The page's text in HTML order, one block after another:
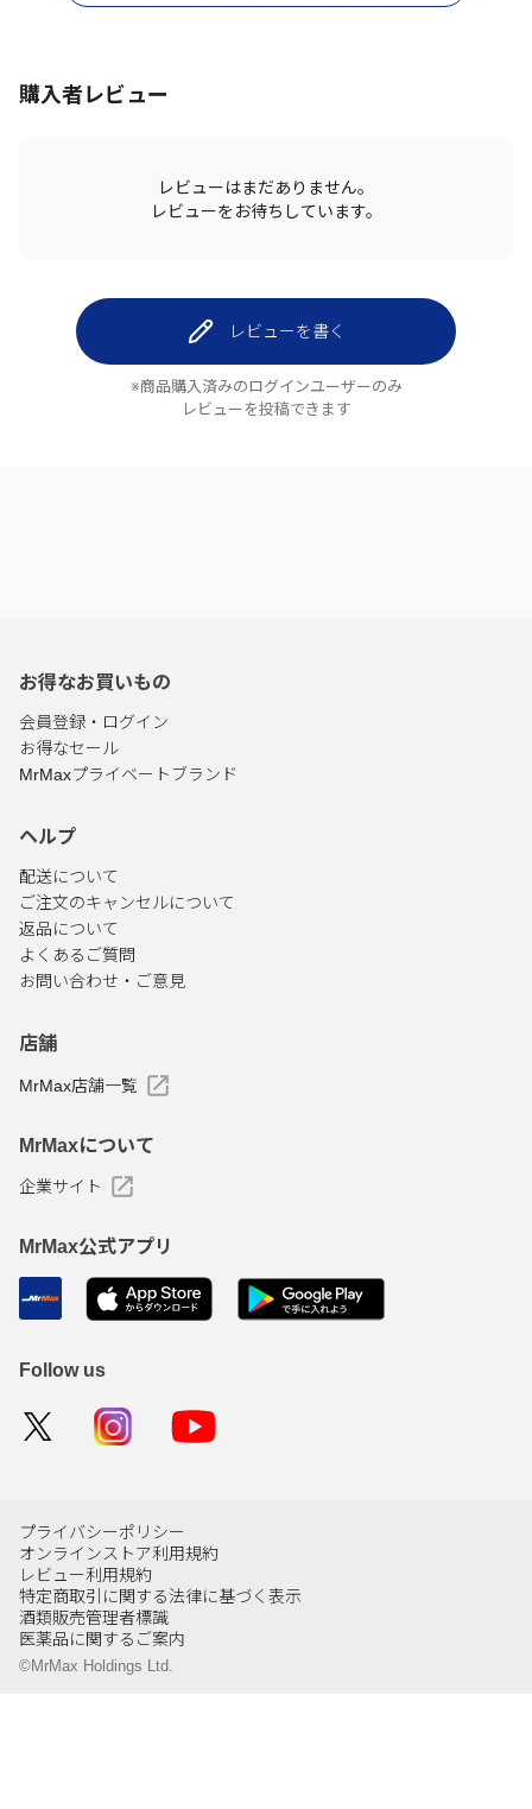
購入者レビュー
レビューはまだありません。
レビューをお待ちしています。
レビューを書く
※商品購入済みのログインユーザーのみ
レビューを投稿できます
お得なお買いもの
会員登録・ログイン
お得なセール
MrMaxプライベートブランド
ヘルプ
配送について
ご注文のキャンセルについて
返品について
よくあるご質問
お問い合わせ・ご意見
店舗
MrMax店舗一覧
MrMaxについて
企業サイト
MrMax公式アプリ
Follow us
プライバシーポリシー
オンラインストア利用規約
レビュー利用規約
特定商取引に関する法律に基づく表示
酒類販売管理者標識
医薬品に関するご案内
©MrMax Holdings Ltd.